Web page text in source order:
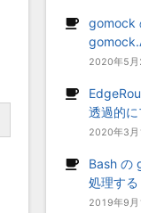
gomock
2020年5月
透過的
2020年3月
Bash の
処理する
2019年9月